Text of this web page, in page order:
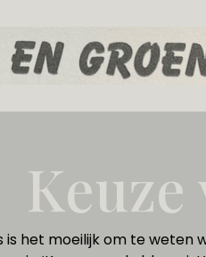
is het moeilijk om te weten